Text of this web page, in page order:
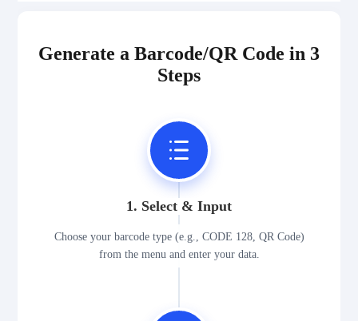
Generate a Barcode/QR Code in 3
Steps
1. Select & Input
Choose your barcode type (e.g., CODE 128, QR Code)
from the menu and enter your data.